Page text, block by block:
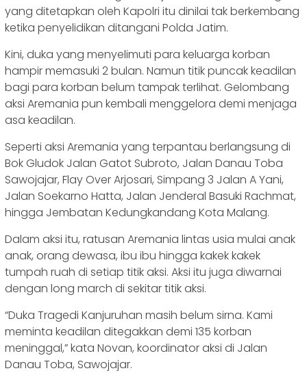
yang ditetapkan oleh Kapolri itu dinilai tak berkembang
ketika penyelidikan ditangani Polda Jatim.
Kini, duka yang menyelimuti para keluarga korban
hampir memasuki 2 bulan. Namun titik puncak keadilan
bagi para korban belum tampak terlihat. Gelombang
aksi Aremania pun kembali menggelora demi menjaga
asa keadilan.
Seperti aksi Aremania yang terpantau berlangsung di
Bok Gludok Jalan Gatot Subroto, Jalan Danau Toba
Sawojajar, Flay Over Arjosari, Simpang 3 Jalan A Yani,
Jalan Soekarno Hatta, Jalan Jenderal Basuki Rachmat,
hingga Jembatan Kedungkandang Kota Malang.
Dalam aksi itu, ratusan Aremania lintas usia mulai anak
anak, orang dewasa, ibu ibu hingga kakek kakek
tumpah ruah di setiap titik aksi. Aksi itu juga diwarnai
dengan long march di sekitar titik aksi.
“Duka Tragedi Kanjuruhan masih belum sirna. Kami
meminta keadilan ditegakkan demi 135 korban
meninggal,” kata Novan, koordinator aksi di Jalan
Danau Toba, Sawojajar.